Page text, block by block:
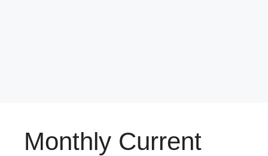
Monthly Current